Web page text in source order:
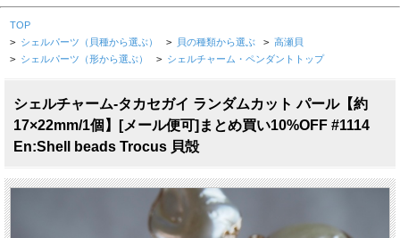
TOP
> シェルパーツ（貝種から選ぶ） > 貝の種類から選ぶ > 高瀬貝
> シェルパーツ（形から選ぶ） > シェルチャーム・ペンダントトップ
シェルチャーム-タカセガイ ランダムカット パール【約
17×22mm/1個】[メール便可]まとめ買い10%OFF #1114
En:Shell beads Trocus 貝殻